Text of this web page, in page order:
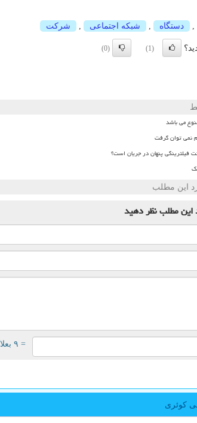
, دستگاه , شبكه اجتماعی , شركت
(1)
(0)
می باشد
نمی توان گرفت
فیلترینگی پنهان در جریان است؟
این مطلب
این مطلبنظر دهید
= ۹ بعلاوه ۳
كوئری